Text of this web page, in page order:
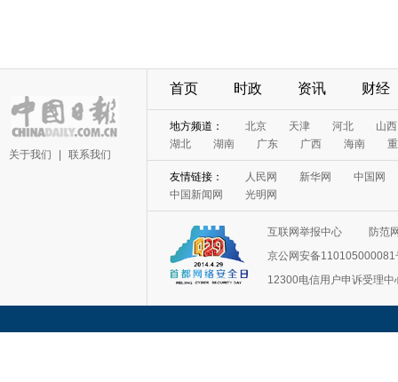
关于我们 联系我们
首页 时政 资讯 财经
地方频道： 北京 天津 河北
山西
湖北
湖南 广东 广西 海南
友情链接： 人民网 新华网
中国网
中国新闻网
光明网
互联网举报中心
防范
京公网安备110105000081
12300电信用户申诉受理中